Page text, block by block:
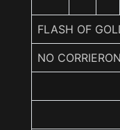
FLASH OF
NO